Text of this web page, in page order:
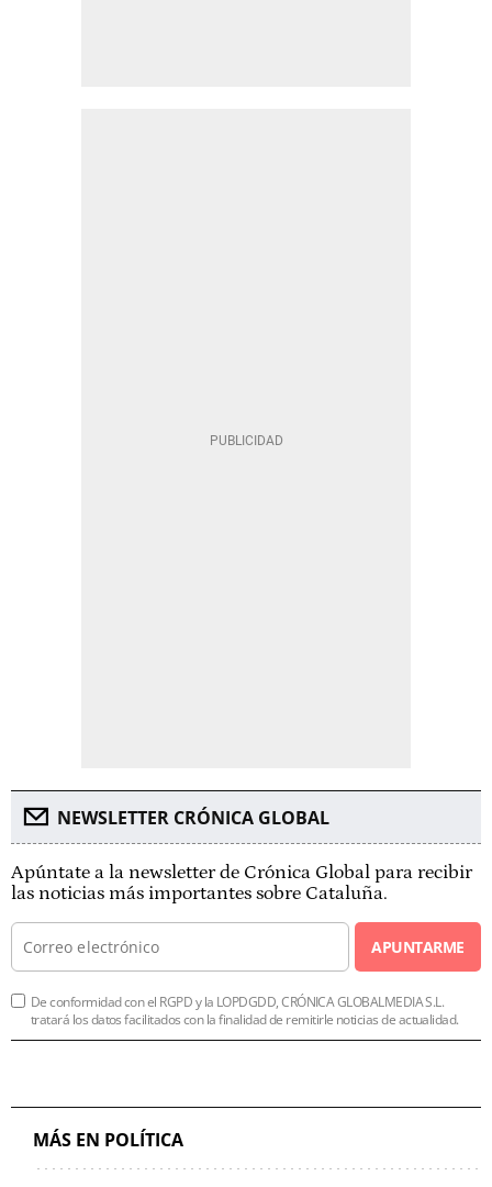
NEWSLETTER CRÓNICA GLOBAL
Apúntate a la newsletter de Crónica Global para recibir
las noticias más importantes sobre Cataluña.
APUNTARME
De conformidad con el RGPD y la LOPDGDD, CRÓNICA GLOBALMEDIA S.L.
tratará los datos facilitados con la finalidad de remitirle noticias de actualidad.
MÁS EN POLÍTICA